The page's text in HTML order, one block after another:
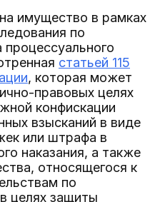
имущество в рамках
по
статьей 115
, которая может
правовых целях
конфискации
взысканий в виде
или штрафа в
наказания, а также
относящегося к
по
целях защиты